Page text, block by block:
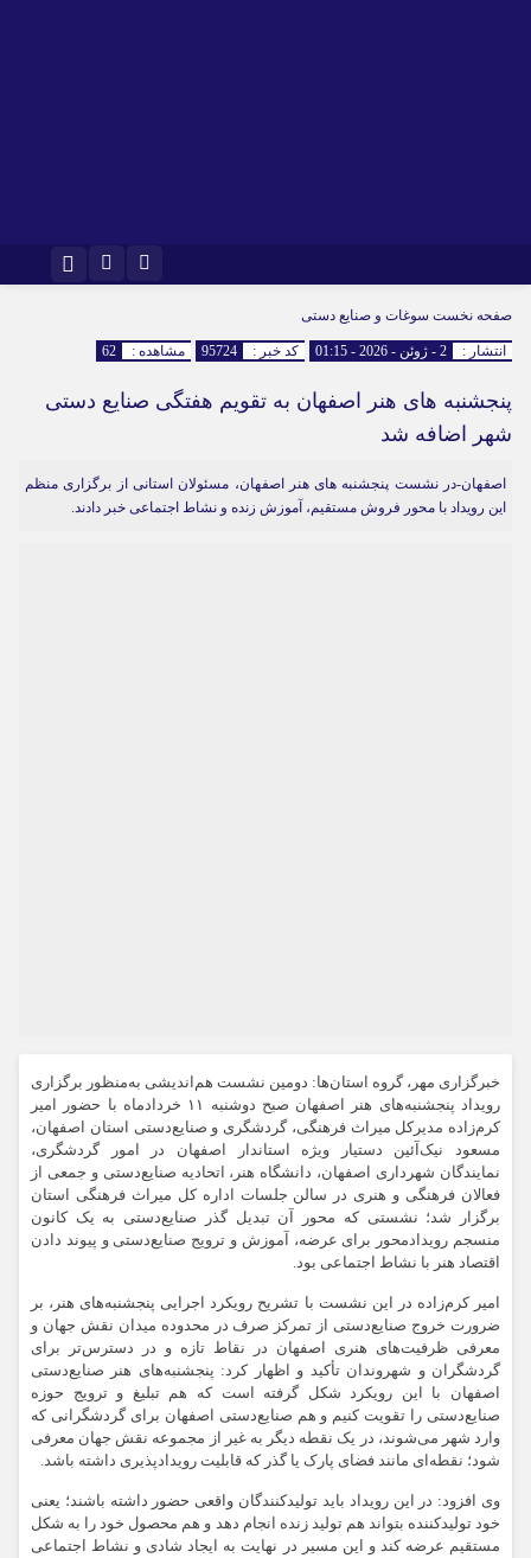
اینستاگرامصفحه نخست سوغات و صنایع دستی
انتشار : 2 - ژوئن - 2026 - 01:15 کد خبر : 95724 مشاهده : 62
پنجشنبه های هنر اصفهان به تقویم هفتگی صنایع دستی
شهر اضافه شد
اصفهان-در نشست پنجشنبه های هنر اصفهان، مسئولان استانی از برگزاری منظم
این رویداد با محور فروش مستقیم، آموزش زنده و نشاط اجتماعی خبر دادند.
خبرگزاری مهر، گروه استان‌ها: دومین نشست هم‌اندیشی به‌منظور برگزاری
رویداد پنجشنبه‌های هنر اصفهان صبح دوشنبه ۱۱ خردادماه با حضور امیر
کرم‌زاده مدیرکل میراث فرهنگی، گردشگری و صنایع‌دستی استان اصفهان،
مسعود نیک‌آئین دستیار ویژه استاندار اصفهان در امور گردشگری،
نمایندگان شهرداری اصفهان، دانشگاه هنر، اتحادیه صنایع‌دستی و جمعی از
فعالان فرهنگی و هنری در سالن جلسات اداره کل میراث فرهنگی استان
برگزار شد؛ نشستی که محور آن تبدیل گذر صنایع‌دستی به یک کانون
منسجم رویدادمحور برای عرضه، آموزش و ترویج صنایع‌دستی و پیوند دادن
اقتصاد هنر با نشاط اجتماعی بود.
امیر کرم‌زاده در این نشست با تشریح رویکرد اجرایی پنجشنبه‌های هنر، بر
ضرورت خروج صنایع‌دستی از تمرکز صرف در محدوده میدان نقش جهان و
معرفی ظرفیت‌های هنری اصفهان در نقاط تازه و در دسترس‌تر برای
گردشگران و شهروندان تأکید و اظهار کرد: پنجشنبه‌های هنر صنایع‌دستی
اصفهان با این رویکرد شکل گرفته است که هم تبلیغ و ترویج حوزه
صنایع‌دستی را تقویت کنیم و هم صنایع‌دستی اصفهان برای گردشگرانی که
وارد شهر می‌شوند، در یک نقطه دیگر به غیر از مجموعه نقش جهان معرفی
شود؛ نقطه‌ای مانند فضای پارک یا گذر که قابلیت رویدادپذیری داشته باشد.
وی افزود: در این رویداد باید تولیدکنندگان واقعی حضور داشته باشند؛ یعنی
خود تولیدکننده بتواند هم تولید زنده انجام دهد و هم محصول خود را به شکل
مستقیم عرضه کند و این مسیر در نهایت به ایجاد شادی و نشاط اجتماعی